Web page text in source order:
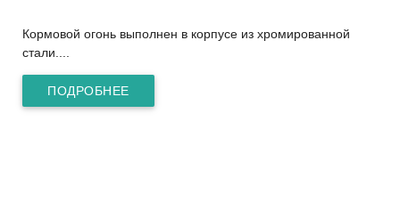
Кормовой огонь выполнен в корпусе из хромированной
стали....
ПОДРОБНЕЕ